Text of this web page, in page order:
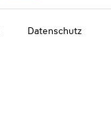
Datenschutz